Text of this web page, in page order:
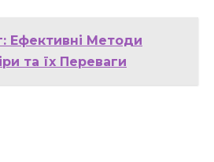
Ефективні Методи
та їх Переваги